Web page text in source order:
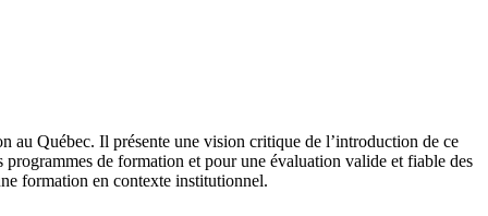
au Québec. Il présente une vision critique de l’introduction de ce
de formation et pour une évaluation valide et fiable des
formation en contexte institutionnel.